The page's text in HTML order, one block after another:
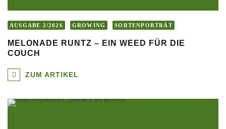
AUSGABE 2/2026 GROWING SORTENPORTRÄT
MELONADE RUNTZ – EIN WEED FÜR DIE
COUCH
ZUM ARTIKEL